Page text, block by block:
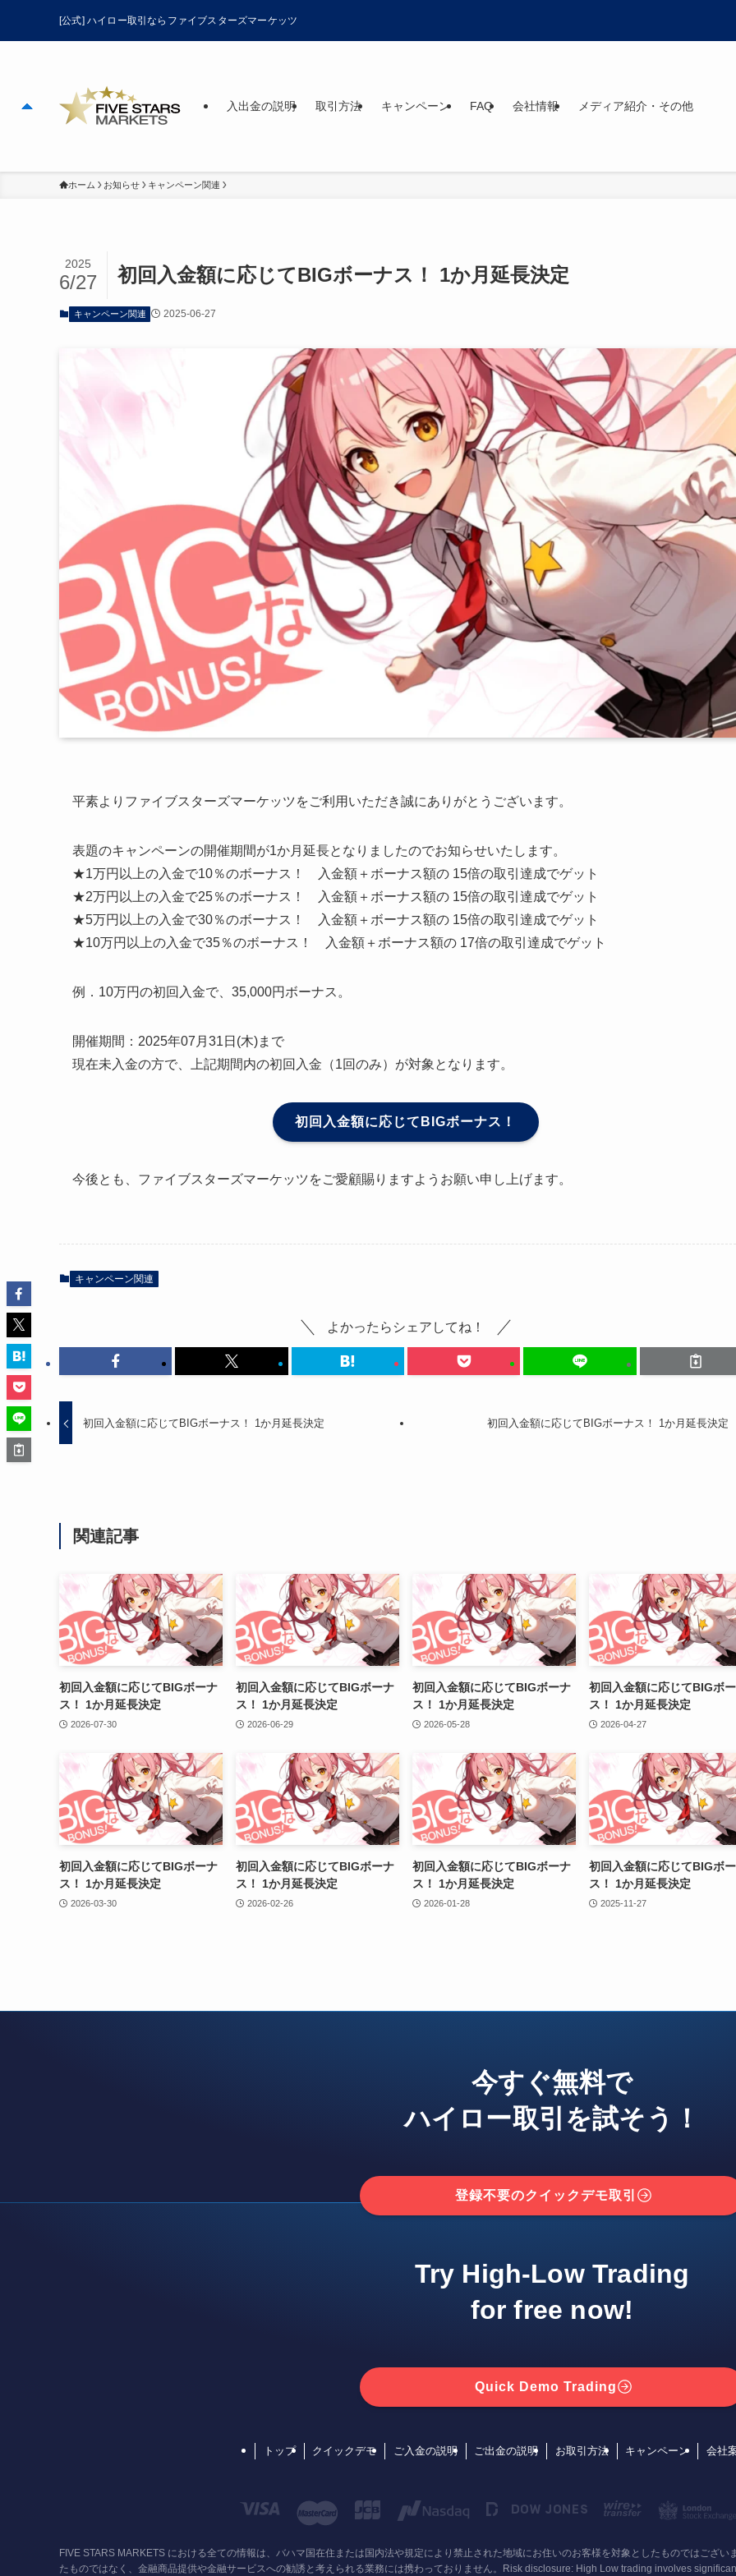
[公式] ハイロー取引ならファイブスターズマーケッツ
入出金の説明 取引方法 キャンペーン FAQ 会社情報 メディア紹介・その他
ホーム お知らせ キャンペーン関連
初回入金額に応じてBIGボーナス！ 1か月延長決定
2025
6/27
キャンペーン関連 2025-06-27
平素よりファイブスターズマーケッツをご利用いただき誠にありがとうございます。
表題のキャンペーンの開催期間が1か月延長となりましたのでお知らせいたします。
★1万円以上の入金で10％のボーナス！ 入金額＋ボーナス額の 15倍の取引達成でゲット
★2万円以上の入金で25％のボーナス！ 入金額＋ボーナス額の 15倍の取引達成でゲット
★5万円以上の入金で30％のボーナス！ 入金額＋ボーナス額の 15倍の取引達成でゲット
★10万円以上の入金で35％のボーナス！ 入金額＋ボーナス額の 17倍の取引達成でゲット
例．10万円の初回入金で、35,000円ボーナス。
開催期間：2025年07月31日(木)まで
現在未入金の方で、上記期間内の初回入金（1回のみ）が対象となります。
初回入金額に応じてBIGボーナス！
今後とも、ファイブスターズマーケッツをご愛顧賜りますようお願い申し上げます。
キャンペーン関連
よかったらシェアしてね！
初回入金額に応じてBIGボーナス！ 1か月延長決定 初回入金額に応じてBIGボーナス！ 1か月延長決定
関連記事
初回入金額に応じてBIGボーナ
ス！ 1か月延長決定
2026-07-30
初回入金額に応じてBIGボーナ
ス！ 1か月延長決定
2026-06-29
初回入金額に応じてBIGボーナ
ス！ 1か月延長決定
2026-05-28
初回入金額に応じてBIGボ
ス！ 1か月延長決定
2026-04-27
初回入金額に応じてBIGボーナ
ス！ 1か月延長決定
2026-03-30
初回入金額に応じてBIGボーナ
ス！ 1か月延長決定
2026-02-26
初回入金額に応じてBIGボーナ
ス！ 1か月延長決定
2026-01-28
初回入金額に応じてBIGボ
ス！ 1か月延長決定
2025-11-27
今すぐ無料で
ハイロー取引を試そう！
登録不要のクイックデモ取引
Try High-Low Trading
for free now!
Quick Demo Trading
トップ クイックデモ ご入金の説明 ご出金の説明 お取引方法 キャンペーン 会社
FIVE STARS MARKETS における全ての情報は、バハマ国在住または国内法や規定により禁止された地域にお住いのお客様を対象としたものではござ
たものではなく、金融商品提供や金融サービスへの勧誘と考えられる業務には携わっておりません。Risk disclosure: High Low trading involves